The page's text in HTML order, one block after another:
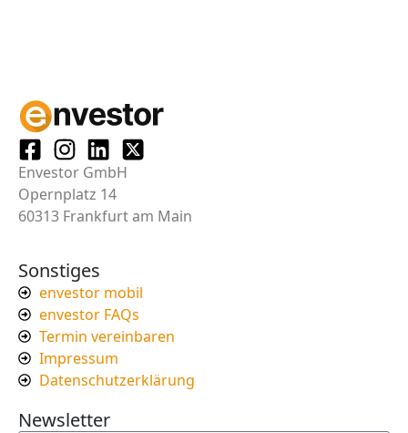
Envestor GmbH
Opernplatz 14
60313 Frankfurt am Main
Sonstiges
envestor mobil
envestor FAQs
Termin vereinbaren
Impressum
Datenschutzerklärung
Newsletter